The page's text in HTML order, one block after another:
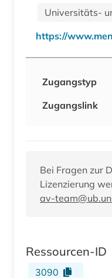
Universitäts-
https://
Zugangstyp
Zugangslink
Bei Fragen zur
Lizenzierung
av-
Ressourcen-ID
3090